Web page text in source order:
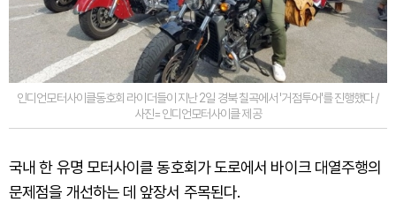
인디언모터사이클동호회 라이더들이 지난 2일 경북 칠곡에서 '거점투어'를 진행했다 /
사진=인디언모터사이클 제공
국내 한 유명 모터사이클 동호회가 도로에서 바이크 대열주행의
문제점을 개선하는 데 앞장서 주목된다.